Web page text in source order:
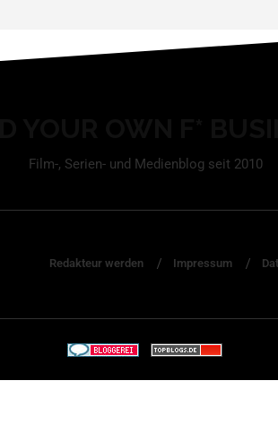
Film-, Serien- und Medienblog seit 2010
Redakteur werden Impressum